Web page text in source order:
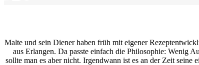
Malte und sein Diener haben früh mit eigener
aus Erlangen. Da passte einfach die Philosophie: Wenig
sollte man es aber nicht. Irgendwann ist es an der Zeit